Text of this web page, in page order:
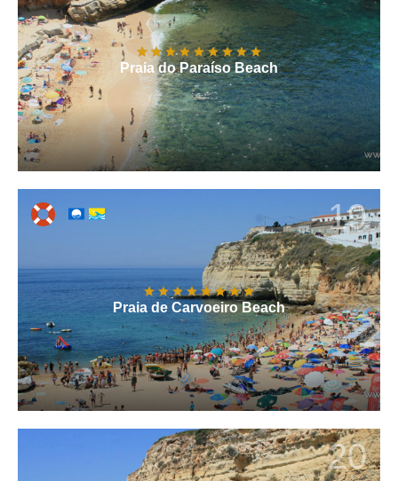
Praia do Paraíso Beach
19
Praia de Carvoeiro Beach
20